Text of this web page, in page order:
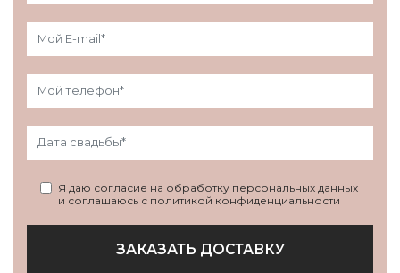
Я даю согласие на обработку персональных данных
и соглашаюсь с политикой конфиденциальности
ЗАКАЗАТЬ ДОСТАВКУ